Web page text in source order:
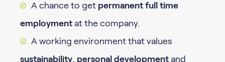
A chance to get permanent full time
employment at the company.
A working environment that values
sustainability, personal development and